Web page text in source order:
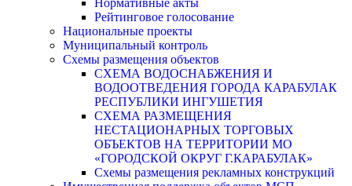
Рейтинговое голосование
Национальные проекты
Муниципальный контроль
Схемы размещения объектов
СХЕМА ВОДОСНАБЖЕНИЯ И
ВОДООТВЕДЕНИЯ ГОРОДА КАРАБУЛАК
РЕСПУБЛИКИ ИНГУШЕТИЯ
СХЕМА РАЗМЕЩЕНИЯ
НЕСТАЦИОНАРНЫХ ТОРГОВЫХ
ОБЪЕКТОВ НА ТЕРРИТОРИИ МО
«ГОРОДСКОЙ ОКРУГ Г.КАРАБУЛАК»
Схемы размещения рекламных конструкций